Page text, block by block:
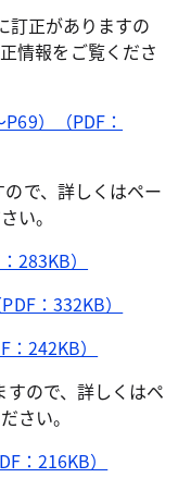
正がありますの
情報をご覧くださ
）（PDF：
で、詳しくはペー
い。
283KB）
：332KB）
242KB）
ので、詳しくはペ
さい。
：216KB）